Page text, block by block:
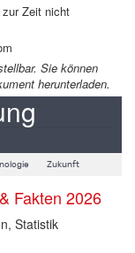
Zeit nicht
Sie können
herunterladen.
Zukunft
Fakten 2026
Statistik